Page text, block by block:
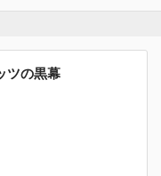
ツの黒幕